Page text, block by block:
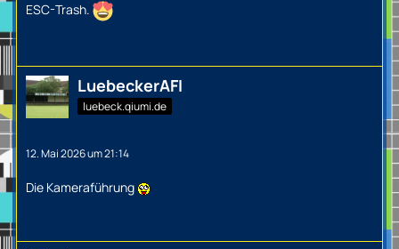
ESC-Trash.
LuebeckerAFI
luebeck.qiumi.de
12. Mai 2026 um 21:14
Die Kameraführung